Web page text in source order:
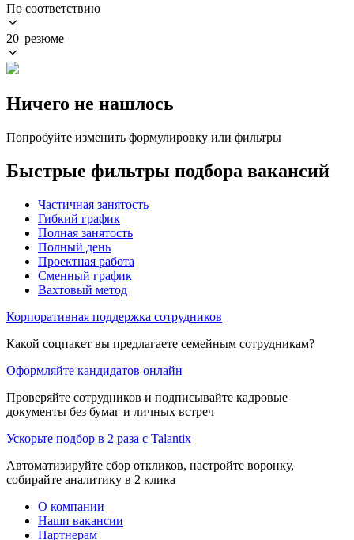
По соответствию
20 резюме
Ничего не нашлось
Попробуйте изменить формулировку или фильтры
Быстрые фильтры подбора вакансий
Частичная занятость
Гибкий график
Полная занятость
Полный день
Проектная работа
Сменный график
Вахтовый метод
Корпоративная поддержка сотрудников
Какой соцпакет вы предлагаете семейным сотрудникам?
Оформляйте кандидатов онлайн
Проверяйте сотрудников и подписывайте кадровые
документы без бумаг и личных встреч
Ускорьте подбор в 2 раза с Talantix
Автоматизируйте сбор откликов, настройте воронку,
собирайте аналитику в 2 клика
О компании
Наши вакансии
Партнерам